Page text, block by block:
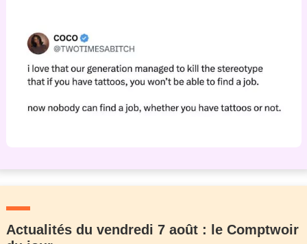
Actualités du vendredi 7 août : le Comptwoir